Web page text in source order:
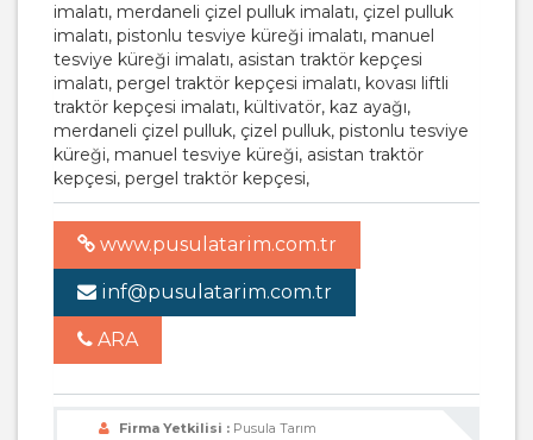
imalatı, merdaneli çizel pulluk imalatı, çizel pulluk
imalatı, pistonlu tesviye küreği imalatı, manuel
tesviye küreği imalatı, asistan traktör kepçesi
imalatı, pergel traktör kepçesi imalatı, kovası liftli
traktör kepçesi imalatı, kültivatör, kaz ayağı,
merdaneli çizel pulluk, çizel pulluk, pistonlu tesviye
küreği, manuel tesviye küreği, asistan traktör
kepçesi, pergel traktör kepçesi,
www.pusulatarim.com.tr
inf@pusulatarim.com.tr
ARA
Firma Yetkilisi : Pusula Tarım